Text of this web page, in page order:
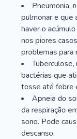
Pneumonia,
pulmonar e que
haver o
nos piores
problemas para
Tuberculose,
bactérias que
tosse até febre
Apneia do
da respiração
sono. Pode
descanso;